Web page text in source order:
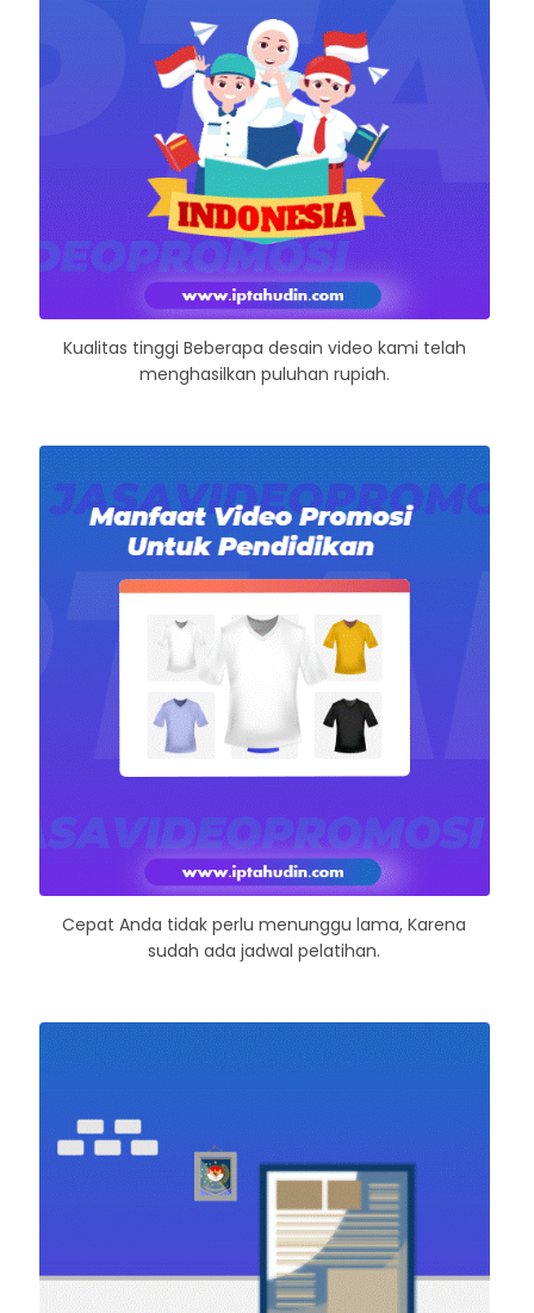
Kualitas tinggi Beberapa desain video kami telah
menghasilkan puluhan rupiah.
Cepat Anda tidak perlu menunggu lama, Karena
sudah ada jadwal pelatihan.